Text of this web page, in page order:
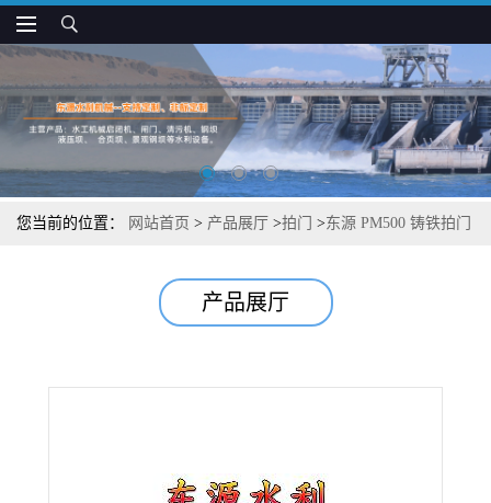
您当前的位置： 网站首页 > 产品展厅 >拍门 >东源 PM500 铸铁拍门
产品展厅